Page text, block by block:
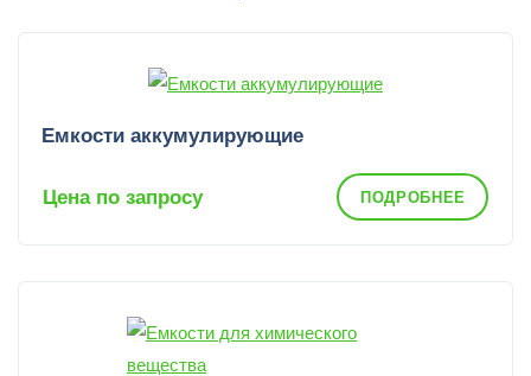
Емкости аккумулирующие
Цена по запросу ПОДРОБНЕЕ